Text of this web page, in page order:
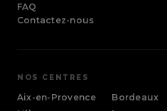
FAQ
Contactez-nous
NOS CENTRES
Aix-en-Provence Bordeaux